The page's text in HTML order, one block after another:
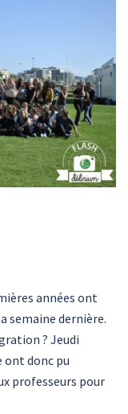
années ont
semaine dernière.
? Jeudi
ont donc pu
professeurs pour